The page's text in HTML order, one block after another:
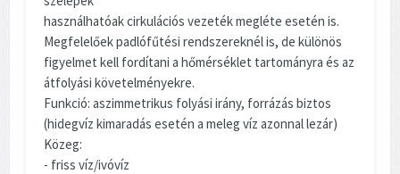
használhatóak cirkulációs vezeték megléte esetén is.
Megfelelőek padlófűtési rendszereknél is, de különös
figyelmet kell fordítani a hőmérséklet tartományra és az
átfolyási követelményekre.
Funkció: aszimmetrikus folyási irány, forrázás biztos
(hidegvíz kimaradás esetén a meleg víz azonnal lezár)
Közeg:
- friss víz/ivóvíz